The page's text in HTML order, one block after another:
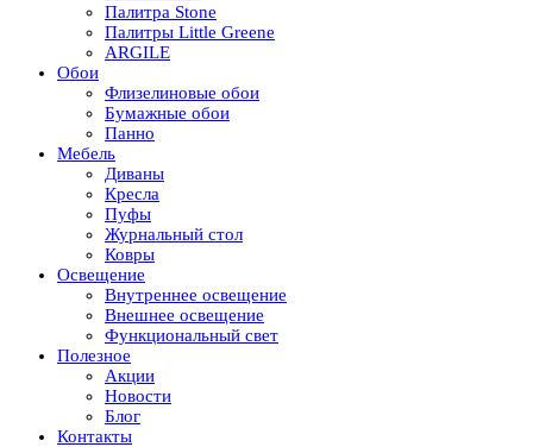
Палитра Stone
Палитры Little Greene
ARGILE
Обои
Флизелиновые обои
Бумажные обои
Панно
Мебель
Диваны
Кресла
Пуфы
Журнальный стол
Ковры
Освещение
Внутреннее освещение
Внешнее освещение
Функциональный свет
Полезное
Акции
Новости
Блог
Контакты